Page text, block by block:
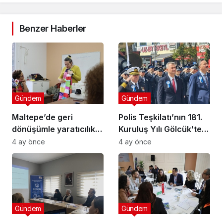
Benzer Haberler
Maltepe’de geri
dönüşümle yaratıcılık
buluştu
Gündem
4 ay önce
Polis Teşkilatı’nın 181.
Kuruluş Yılı Gölcük’te
Törenle Kutlandı
Gündem
4 ay önce
Gündem Gündem